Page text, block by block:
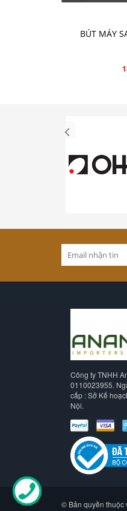
BÚT MÁY
Công ty TNHH
0110023955.
cấp : Sở Kế
Nội.
© Bản quyền thuộc